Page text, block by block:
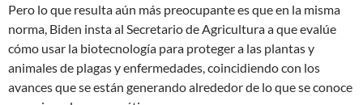
Pero lo que resulta aún más preocupante es que en la misma
norma, Biden insta al Secretario de Agricultura a que evalúe
cómo usar la biotecnología para proteger a las plantas y
animales de plagas y enfermedades, coincidiendo con los
avances que se están generando alrededor de lo que se conoce